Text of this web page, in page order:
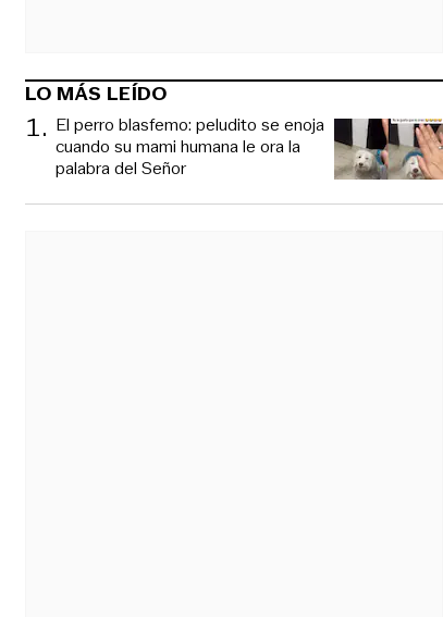
LO MÁS LEÍDO
1. El perro blasfemo: peludito se enoja
cuando su mami humana le ora la
palabra del Señor